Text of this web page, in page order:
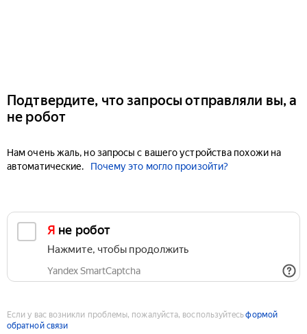
Подтвердите, что запросы отправляли вы, а
не робот
Нам очень жаль, но запросы с вашего устройства похожи на
автоматические.
Почему это могло произойти?
Я не робот
Нажмите, чтобы продолжить
Yandex SmartCaptcha
Если у вас возникли проблемы, пожалуйста, воспользуйтесьформой
обратной связи